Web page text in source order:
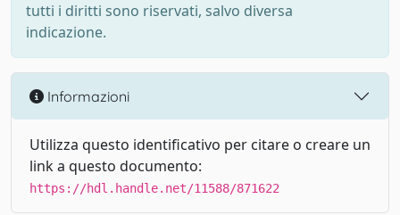
tutti i diritti sono riservati, salvo diversa
indicazione.
Informazioni
Utilizza questo identificativo per citare o creare un
link a questo documento:
https://hdl.handle.net/11588/871622